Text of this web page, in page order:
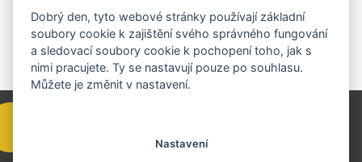
Dobrý den, tyto webové stránky používají základní
soubory cookie k zajištění svého správného fungování
a sledovací soubory cookie k pochopení toho, jak s
nimi pracujete. Ty se nastavují pouze po souhlasu.
Můžete je změnit v nastavení.
Nastavení